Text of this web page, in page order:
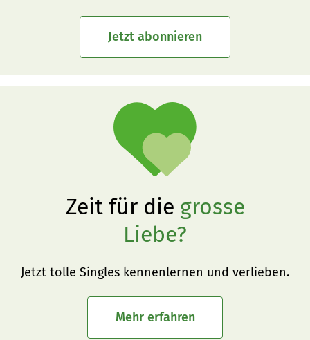
Jetzt abonnieren
Zeit für die grosse
Liebe?
Jetzt tolle Singles kennenlernen und verlieben.
Mehr erfahren